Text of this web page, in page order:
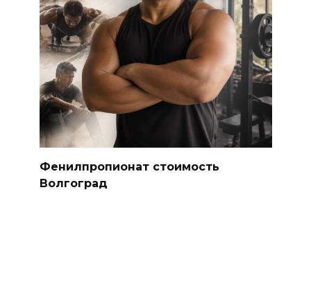
Фенилпропионат стоимость
Волгоград